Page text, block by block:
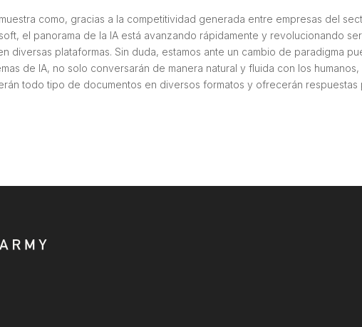
como, gracias a la competitividad generada entre empresas del
el panorama de la IA está avanzando rápidamente y revolucionando
diversas plataformas. Sin duda, estamos ante un cambio de paradigma
de IA, no solo conversarán de manera natural y fluida con los
todo tipo de documentos en diversos formatos y ofrecerán respuestas